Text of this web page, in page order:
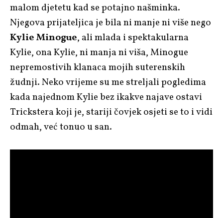
malom djetetu kad se potajno našminka.
Njegova prijateljica je bila ni manje ni više nego
Kylie Minogue, ali mlada i spektakularna
Kylie, ona Kylie, ni manja ni viša, Minogue
nepremostivih klanaca mojih suterenskih
žudnji. Neko vrijeme su me streljali pogledima
kada najednom Kylie bez ikakve najave ostavi
Trickstera koji je, stariji čovjek osjeti se to i vidi
odmah, već tonuo u san.